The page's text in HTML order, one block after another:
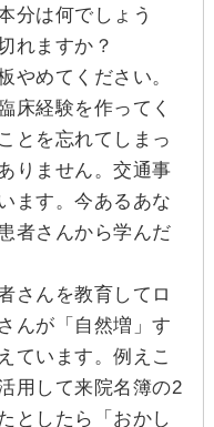
分は何でしょう
れますか？
やめてください。
床経験を作ってく
とを忘れてしまっ
りません。交通事
ます。今あるあな
者さんから学んだ
さんを教育してロ
んが「自然増」す
ています。例えこ
用して来院名簿の2
としたら「おかし